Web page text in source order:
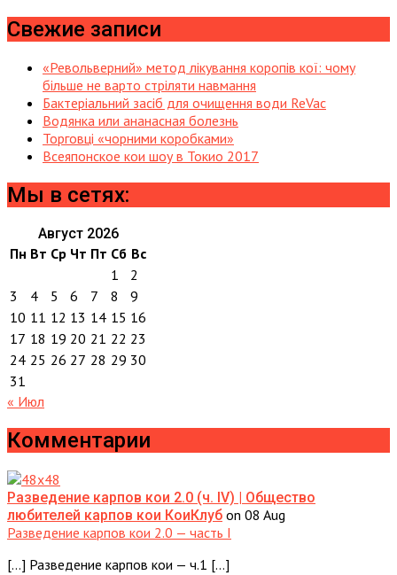
Свежие записи
«Револьверний» метод лікування коропів кої: чому
більше не варто стріляти навмання
Бактеріальний засіб для очищення води ReVac
Водянка или ананасная болезнь
Торговці «чорними коробками»
Всеяпонское кои шоу в Токио 2017
Мы в сетях:
Август 2026
Пн Вт Ср Чт Пт Сб Вс
1
2
3
4 5 6 7 8
9
10 11 12 13 14 15 16
17 18 19 20 21 22 23
24 25 26 27 28 29 30
31
« Июл
Комментарии
Разведение карпов кои 2.0 (ч. IV) | Общество
любителей карпов кои КоиКлуб on 08 Aug
Разведение карпов кои 2.0 — часть I
[…] Разведение карпов кои — ч.1 […]